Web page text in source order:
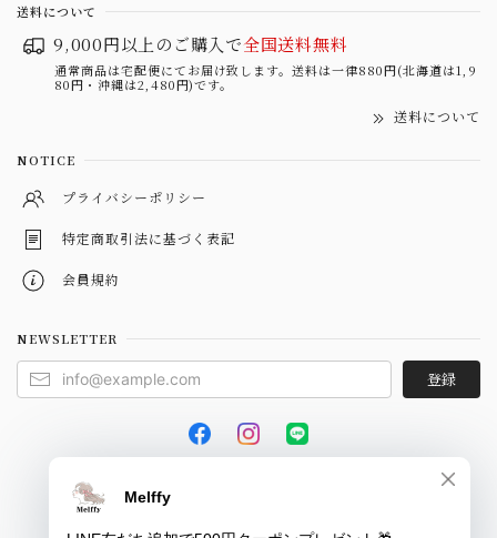
送料について
9,000円以上のご購入で全国送料無料
通常商品は宅配便にてお届け致します。送料は一律880円(北海道は1,9
80円・沖縄は2,480円)です。
送料について
NOTICE
プライバシーポリシー
特定商取引法に基づく表記
会員規約
NEWSLETTER
登録